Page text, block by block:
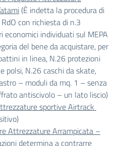
(È indetta la procedura di
con richiesta di n.3
economici individuati sul MEPA
del bene da acquistare, per
in linea, N.26 protezioni
polsi, N.26 caschi da skate,
– moduli da mq. 1 – senza
antiscivolo – un lato liscio)
sportive Airtrack
Attrezzature Arrampicata –
determina a contrarre